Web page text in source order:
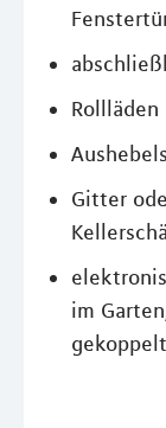
Rollläden
Gitter
im